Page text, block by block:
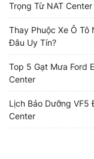
Trọng Từ NAT Center
Thay Phuộc Xe Ô Tô
Đâu Uy Tín?
Top 5 Gạt Mưa Ford
Center
Lịch Bảo Dưỡng VF5
Center